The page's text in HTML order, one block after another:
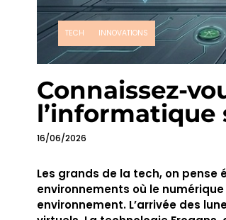
TECH INNOVATIONS
Connaissez-
l’informatique
16/06/2026
Les grands de la tech, on
environnements où le
environnement. L’arrivée des